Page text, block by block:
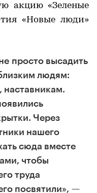
акцию «Зеленые
«Новые люди»
просто высадить
людям:
наставникам.
Через
нашего
сюда вместе
чтобы
труда
посвятили», —